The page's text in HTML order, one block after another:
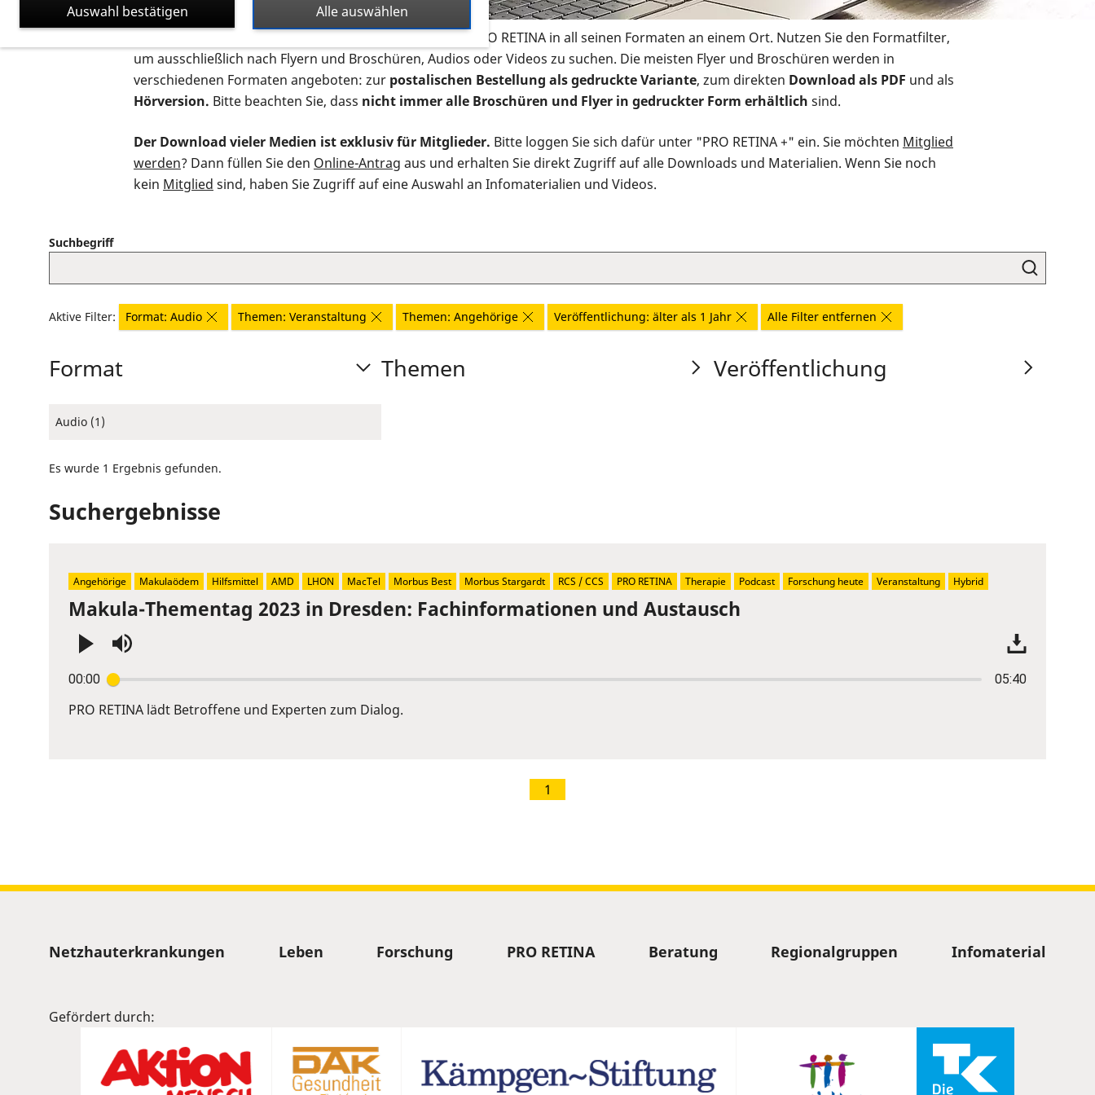
Auf dieser Seite finden Sie sämtliches Infomaterial der PRO RETINA in all seinen Formaten an einem Ort. Nutzen Sie den Formatfilter,
um ausschließlich nach Flyern und Broschüren, Audios oder Videos zu suchen. Die meisten Flyer und Broschüren werden in
verschiedenen Formaten angeboten: zur postalischen Bestellung als gedruckte Variante, zum direkten Download als PDF und als
Hörversion. Bitte beachten Sie, dass nicht immer alle Broschüren und Flyer in gedruckter Form erhältlich sind.
Der Download vieler Medien ist exklusiv für Mitglieder. Bitte loggen Sie sich dafür unter "PRO RETINA +" ein. Sie möchten Mitglied
werden? Dann füllen Sie den Online-Antrag aus und erhalten Sie direkt Zugriff auf alle Downloads und Materialien. Wenn Sie noch
kein Mitglied sind, haben Sie Zugriff auf eine Auswahl an Infomaterialien und Videos.
Suchbegriff
Aktive Filter: Format: Audio Themen: Veranstaltung Themen: Angehörige Veröffentlichung: älter als 1 Jahr Alle Filter entfernen
Format
Audio (1)
Themen Veröffentlichung
Es wurde 1 Ergebnis gefunden.
Suchergebnisse
Makula-Thementag 2023 in Dresden: Fachinformationen und Austausch
00:00 05:40
Enter
or
PRO RETINA lädt Betroffene und Experten zum Dialog.
Angehörige Makulaödem Hilfsmittel AMD LHON MacTel Morbus Best Morbus Stargardt RCS / CCS PRO RETINA Therapie Podcast Forschung heute Veranstaltung Hybrid
1
Sitemap
Netzhauterkrankungen Leben Forschung PRO RETINA Beratung Regionalgruppen Infomaterial
Gefördert durch:
Alle auswählen
Auswahl bestätigen